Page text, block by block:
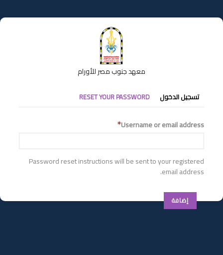
إلى
المحتوى
معهد جنوب مصر للأورام
التبويبات
الأساسية
تسجيل الدخول RESET YOUR PASSWORD
Username or email address
Password reset instructions will be sent to your registered
email address.